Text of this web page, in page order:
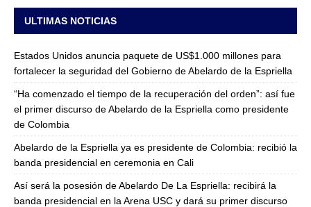
ULTIMAS NOTICIAS
Estados Unidos anuncia paquete de US$1.000 millones para
fortalecer la seguridad del Gobierno de Abelardo de la Espriella
“Ha comenzado el tiempo de la recuperación del orden”: así fue
el primer discurso de Abelardo de la Espriella como presidente
de Colombia
Abelardo de la Espriella ya es presidente de Colombia: recibió la
banda presidencial en ceremonia en Cali
Así será la posesión de Abelardo De La Espriella: recibirá la
banda presidencial en la Arena USC y dará su primer discurso